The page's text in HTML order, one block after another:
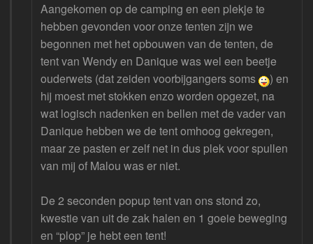
Aangekomen op de camping en een plekje te
hebben gevonden voor onze tenten zijn we
begonnen met het opbouwen van de tenten, de
tent van Wendy en Danique was wel een beetje
ouderwets (dat zeiden voorbijgangers soms
) en
hij moest met stokken enzo worden opgezet, na
wat logisch nadenken en bellen met de vader van
Danique hebben we de tent omhoog gekregen,
maar ze pasten er zelf net in dus plek voor spullen
van mij of Malou was er niet.
De 2 seconden popup tent van ons stond zo,
kwestie van uit de zak halen en 1 goeie beweging
en “plop” je hebt een tent!